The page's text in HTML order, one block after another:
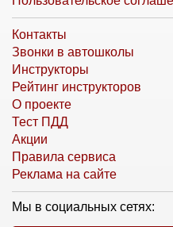
Контакты
Звонки в автошколы
Инструкторы
Рейтинг инструкторов
О проекте
Тест ПДД
Акции
Правила сервиса
Реклама на сайте
Мы в социальных сетях: